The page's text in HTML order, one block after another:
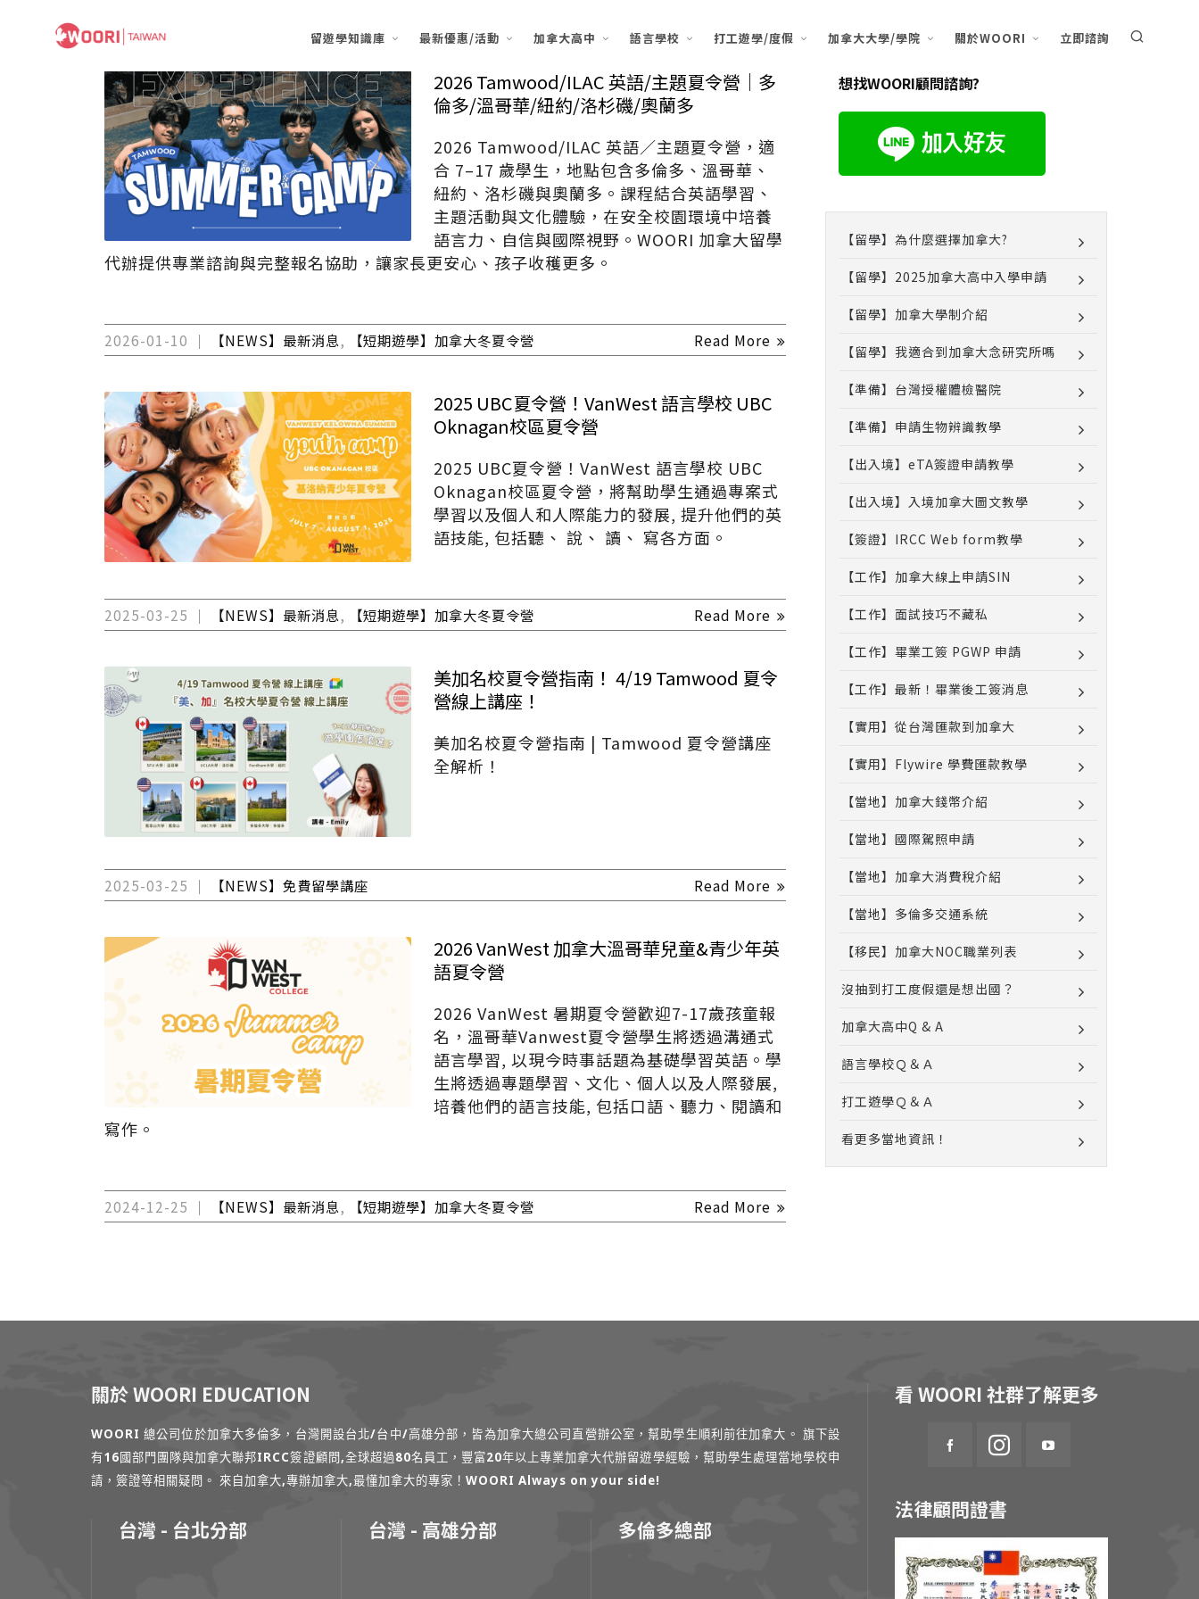
留遊學知識庫 最新優惠/活動 加拿大高中 語言學校 打工遊學/度假 加拿大大學/學院 關於WOORI 立即諮詢
2026 Tamwood/ILAC 英語/主題夏令營｜多
倫多/溫哥華/紐約/洛杉磯/奧蘭多
2026 Tamwood/ILAC 英語／主題夏令營，適
合 7–17 歲學生，地點包含多倫多、溫哥華、
紐約、洛杉磯與奧蘭多。課程結合英語學習、
主題活動與文化體驗，在安全校園環境中培養
語言力、自信與國際視野。WOORI 加拿大留學
代辦提供專業諮詢與完整報名協助，讓家長更安心、孩子收穫更多。
2026-01-10 【NEWS】最新消息, 【短期遊學】加拿大冬夏令營 Read More
2025 UBC夏令營！VanWest 語言學校 UBC
Oknagan校區夏令營
2025 UBC夏令營！VanWest 語言學校 UBC
Oknagan校區夏令營，將幫助學生通過專案式
學習以及個人和人際能力的發展, 提升他們的英
語技能, 包括聽、 說、 讀、 寫各方面。
2025-03-25 【NEWS】最新消息, 【短期遊學】加拿大冬夏令營 Read More
美加名校夏令營指南！ 4/19 Tamwood 夏令
營線上講座！
美加名校夏令營指南 | Tamwood 夏令營講座
全解析！
2025-03-25 【NEWS】免費留學講座 Read More
2026 VanWest 加拿大溫哥華兒童&青少年英
語夏令營
2026 VanWest 暑期夏令營歡迎7-17歲孩童報
名，溫哥華Vanwest夏令營學生將透過溝通式
語言學習, 以現今時事話題為基礎學習英語。學
生將透過專題學習、文化、個人以及人際發展,
培養他們的語言技能, 包括口語、聽力、閱讀和
寫作。
2024-12-25 【NEWS】最新消息, 【短期遊學】加拿大冬夏令營 Read More
想找WOORI顧問諮詢?
【留學】為什麼選擇加拿大?
【留學】2025加拿大高中入學申請
【留學】加拿大學制介紹
【留學】我適合到加拿大念研究所嗎
【準備】台灣授權體檢醫院
【準備】申請生物辨識教學
【出入境】eTA簽證申請教學
【出入境】入境加拿大圖文教學
【簽證】IRCC Web form教學
【工作】加拿大線上申請SIN
【工作】面試技巧不藏私
【工作】畢業工簽 PGWP 申請
【工作】最新！畢業後工簽消息
【實用】從台灣匯款到加拿大
【實用】Flywire 學費匯款教學
【當地】加拿大錢幣介紹
【當地】國際駕照申請
【當地】加拿大消費稅介紹
【當地】多倫多交通系統
【移民】加拿大NOC職業列表
沒抽到打工度假還是想出國？
加拿大高中Q & A
語言學校Ｑ＆Ａ
打工遊學Ｑ＆Ａ
看更多當地資訊！
關於 WOORI EDUCATION
WOORI 總公司位於加拿大多倫多，台灣開設台北/台中/高雄分部，皆為加拿大總公司直營辦公室，幫助學生順利前往加拿大。 旗下設
有16國部門團隊與加拿大聯邦IRCC簽證顧問,全球超過80名員工，豐富20年以上專業加拿大代辦留遊學經驗，幫助學生處理當地學校申
請，簽證等相關疑問。 來自加拿大,專辦加拿大,最懂加拿大的專家！WOORI Always on your side!
台灣 - 台北分部 台灣 - 高雄分部 多倫多總部
看 WOORI 社群了解更多
法律顧問證書